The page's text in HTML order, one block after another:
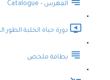
الفهرس - Catalogue
دورة حياة الخلية الطور
بطاقة ملخص